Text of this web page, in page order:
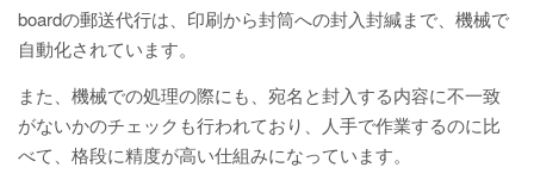
boardの郵送代行は、印刷から封筒への封入封緘まで、機械で
自動化されています。
また、機械での処理の際にも、宛名と封入する内容に不一致
がないかのチェックも行われており、人手で作業するのに比
べて、格段に精度が高い仕組みになっています。